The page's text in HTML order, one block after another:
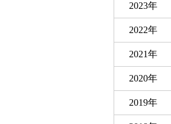
2023年
2022年
2021年
2020年
2019年